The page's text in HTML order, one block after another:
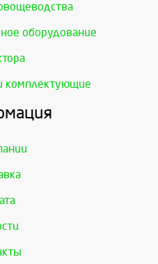
оборудование
комплектующие